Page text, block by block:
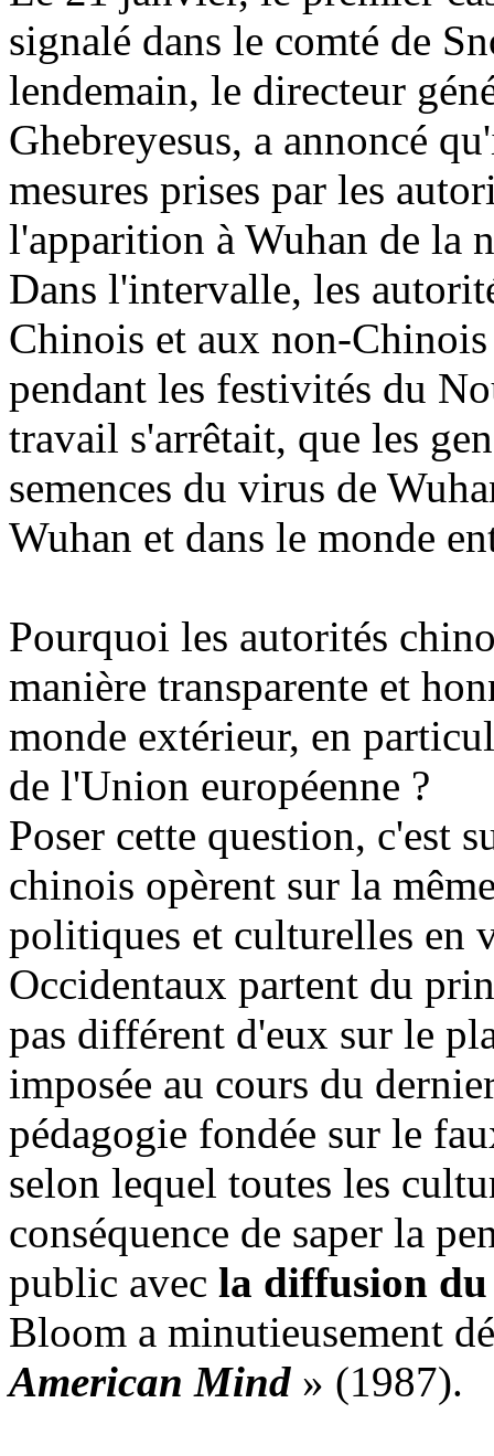
signalé dans le comté de
lendemain, le directeur
Ghebreyesus, a annoncé
mesures prises par les
l'apparition à Wuhan de la
Dans l'intervalle, les
Chinois et aux non-
pendant les festivités du
travail s'arrêtait, que les
semences du virus de
Wuhan et dans le monde
Pourquoi les autorités
manière transparente et
monde extérieur, en
de l'Union européenne ?
Poser cette question, c'est
chinois opèrent sur la
politiques et culturelles en
Occidentaux partent du
pas différent d'eux sur le
imposée au cours du
pédagogie fondée sur le
selon lequel toutes les
conséquence de saper la
public avec la diffusion
Bloom a minutieusement
American Mind » (1987).